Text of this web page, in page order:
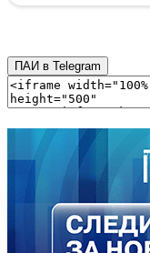
ПАИ в Telegram